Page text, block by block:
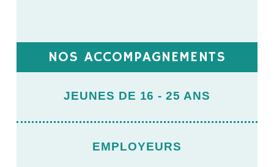
NOS ACCOMPAGNEMENTS
JEUNES DE 16 - 25 ANS
EMPLOYEURS